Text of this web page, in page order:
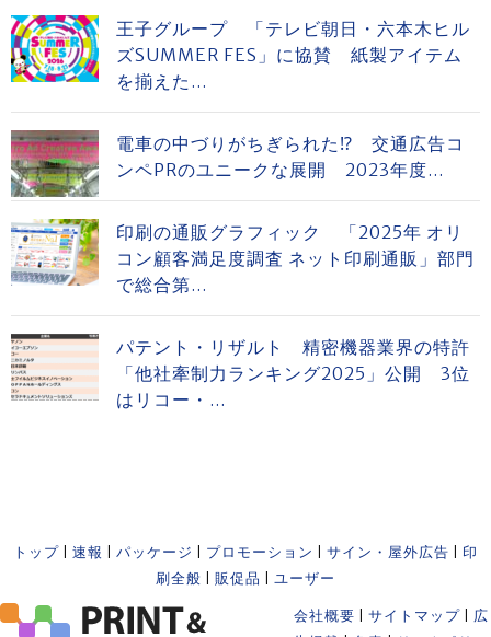
王子グループ 「テレビ朝日・六本木ヒル
ズSUMMER FES」に協賛 紙製アイテム
を揃えた...
電車の中づりがちぎられた⁉ 交通広告コ
ンペPRのユニークな展開 2023年度...
印刷の通販グラフィック 「2025年 オリ
コン顧客満足度調査 ネット印刷通販」部門
で総合第...
パテント・リザルト 精密機器業界の特許
「他社牽制力ランキング2025」公開 3位
はリコー・...
トップ 速報 パッケージ プロモーション サイン・屋外広告
印
刷全般
販促品 ユーザー
会社概要 サイトマップ
広